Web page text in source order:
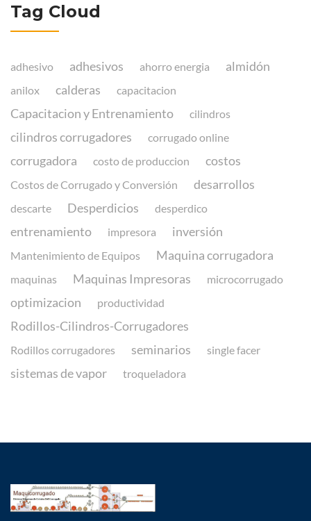
Tag Cloud
adhesivo adhesivos ahorro energia almidón
anilox calderas capacitacion
Capacitacion y Entrenamiento cilindros
cilindros corrugadores corrugado online
corrugadora costo de produccion costos
Costos de Corrugado y Conversión desarrollos
descarte Desperdicios desperdico
entrenamiento impresora inversión
Mantenimiento de Equipos Maquina corrugadora
maquinas Maquinas Impresoras microcorrugado
optimizacion productividad
Rodillos-Cilindros-Corrugadores
Rodillos corrugadores seminarios single facer
sistemas de vapor troqueladora